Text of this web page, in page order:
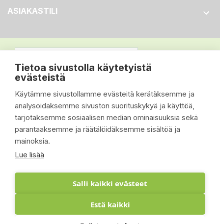
Tietoa sivustolla käytetyistä
evästeistä
Käytämme sivustollamme evästeitä kerätäksemme ja
analysoidaksemme sivuston suorituskykyä ja käyttöä,
tarjotaksemme sosiaalisen median ominaisuuksia sekä
parantaaksemme ja räätälöidäksemme sisältöä ja
mainoksia.
Lue lisää
Salli kaikki evästeet
Estä kaikki
ASIAKASTILI 